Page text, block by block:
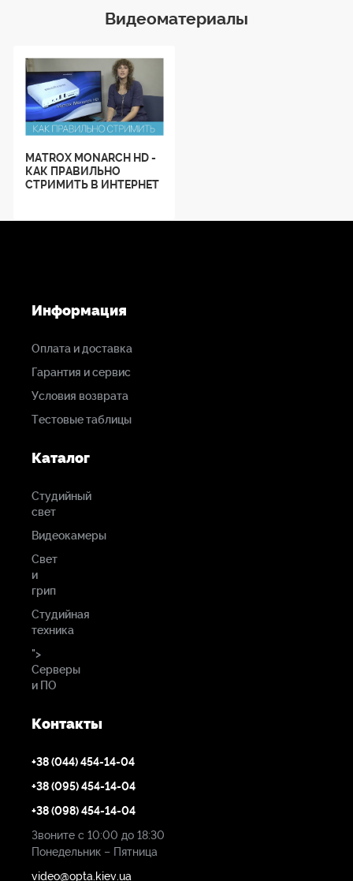
Видеоматериалы
MATROX MONARCH HD -
КАК ПРАВИЛЬНО
СТРИМИТЬ В ИНТЕРНЕТ
Информация
Оплата и доставка
Гарантия и сервис
Условия возврата
Тестовые таблицы
Каталог
Студийный
свет
Видеокамеры
Свет
и
грип
Студийная
техника
">
Серверы
и ПО
Контакты
+38 (044) 454-14-04
+38 (095) 454-14-04
+38 (098) 454-14-04
Звоните с 10:00 до 18:30
Понедельник – Пятница
video@opta.kiev.ua